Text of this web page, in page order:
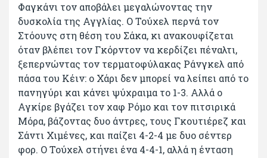
Φαγκάνι τον αποβάλει μεγαλώνοντας την
δυσκολία της Αγγλίας. Ο Τούχελ περνά τον
Στόουνς στη θέση του Σάκα, κι ανακουφίζεται
όταν βλέπει τον Γκόρντον να κερδίζει πέναλτι,
ξεπερνώντας τον τερματοφύλακας Ράνγκελ από
πάσα του Κέιν: ο Χάρι δεν μπορεί να λείπει από το
πανηγύρι και κάνει ψύχραιμα το 1-3. Αλλά ο
Αγκίρε βγάζει τον χαφ Ρόμο και τον πιτσιρικά
Μόρα, βάζοντας δυο άντρες, τους Γκουτιέρεζ και
Σάντι Χιμένες, και παίζει 4-2-4 με δυο σέντερ
φορ. Ο Τούχελ στήνει ένα 4-4-1, αλλά η ένταση